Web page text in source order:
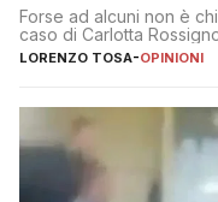
Forse ad alcuni non è
caso di Carlotta
LORENZO TOSA-OPINIONI